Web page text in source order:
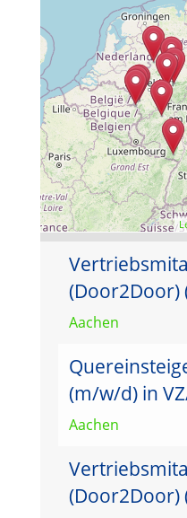
(Door2Door)
Aachen
(m/w/d) in
Aachen
(Door2Door)